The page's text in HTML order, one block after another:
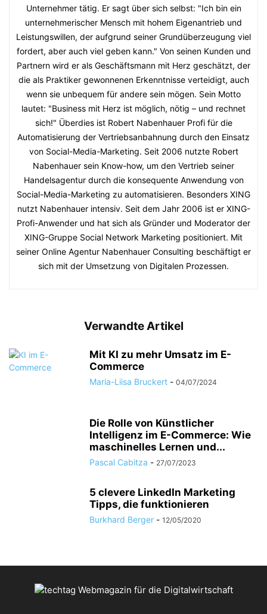
Unternehmer tätig. Er sagt über sich selbst: "Ich bin ein
unternehmerischer Mensch mit hohem Eigenantrieb und
Leistungswillen, der aufgrund seiner Grundüberzeugung viel
fordert, aber auch viel geben kann." Von seinen Kunden und
Partnern wird er als Geschäftsmann mit Herz geschätzt, der
die als Praktiker gewonnenen Erkenntnisse verteidigt, auch
wenn sie unbequem für andere sein mögen. Sein Motto
lautet: "Business mit Herz ist möglich, nötig – und rechnet
sich!" Überdies ist Robert Nabenhauer Profi für die
Automatisierung der Vertriebsanbahnung durch den Einsatz
von Social-Media-Marketing. Seit 2006 nutzte Robert
Nabenhauer sein Know-how, um den Vertrieb seiner
Handelsagentur durch die konsequente Anwendung von
Social-Media-Marketing zu automatisieren. Besonders XING
nutzt Nabenhauer intensiv. Seit dem Jahr 2006 ist er XING-
Profi-Anwender und hat sich als Gründer und Moderator der
XING-Gruppe Social Network Marketing positioniert. Mit
seiner Online Agentur Nabenhauer Consulting beschäftigt er
sich mit der Umsetzung von Digitalen Prozessen.
Verwandte Artikel
Mit KI zu mehr Umsatz im E-
Commerce
Maria-Liisa Bruckert - 04/07/2024
Die Rolle von Künstlicher
Intelligenz im E-Commerce: Wie
maschinelles Lernen und...
Pascal Cabitza - 27/07/2023
5 clevere LinkedIn Marketing
Tipps, die funktionieren
Burkhard Berger - 12/05/2020